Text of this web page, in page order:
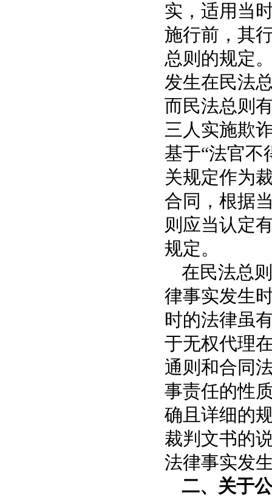
实，适用当
施行前，其
总则的规定
发生在民法
而民法总则
三人实施欺
基于“法官不
关规定作为
合同，根据
则应当认定
规定。
在民法总
律事实发生
时的法律虽
于无权代理
通则和合同
事责任的性
确且详细的
裁判文书的
法律事实发
二、关于